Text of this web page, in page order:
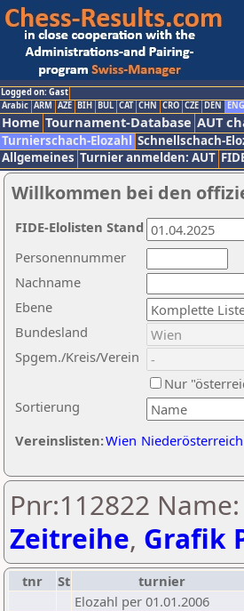
Logged on: Gast
Arabic ARM AZE BIH BUL CAT CHN CRO CZE DEN ENG
Home Tournament-Database AUT
Turnierschach-Elozahl Schnellschach-
Allgemeines Turnier anmelden: AUT
Willkommen bei den
Nachname
Ebene
Sortierung
Personennummer
Bundesland
Spgem./Kreis/Verein
Nur
Vereinslisten:Wien Niederösterreich
FIDE-Elolisten Stand
Pnr:112822
Zeitreihe, Grafik
tnr St turnier
Elozahl per 01.01.2006